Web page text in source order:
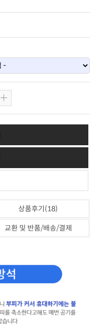
상품후기(18)
교환 및 반품/배송/결제